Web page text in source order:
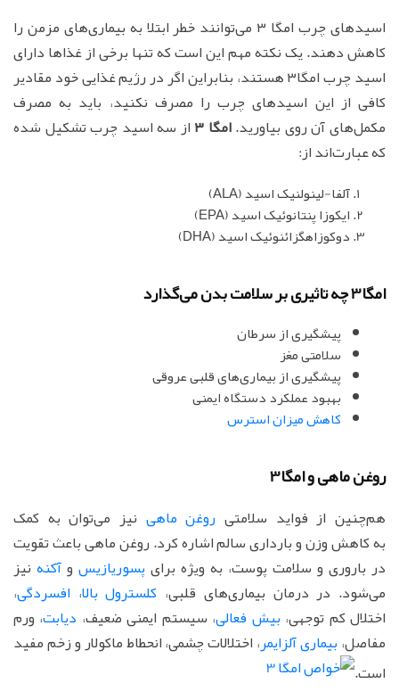
اسیدهای چرب امگا ۳ می‌توانند خطر ابتلا به بیماری‌های مزمن را
کاهش دهند. یک نکته مهم این است که تنها برخی از غذاها دارای
اسید چرب امگا۳ هستند، بنابراین اگر در رژیم غذایی خود مقادیر
کافی از این اسیدهای چرب را مصرف نکنید، باید به مصرف
مکمل‌های آن روی بیاورید.امگا ۳
از سه اسید چرب تشکیل شده
که عبارت‌اند از:
آلفا-لینولنیک اسید (ALA)
ایکوزا پنتانوئیک اسید (EPA)
دوکوزاهگزائنوئیک اسید (DHA)
امگا3 چه تاثیری بر سلامت بدن می‌گذارد
پیشگیری از سرطان
سلامتی مغز
پیشگیری از بیماری‌های قلبی عروقی
بهبود عملکرد دستگاه ایمنی
کاهش میزان استرس
روغن ماهی و امگا3
هم‌چنین از فواید سلامتی روغن ماهی نیز می‌توان به کمک
به کاهش وزن و بارداری سالم اشاره کرد. روغن ماهی باعث تقویت
در باروری و سلامت پوست، به ویژه برای پسوریازیس وآکنه نیز
می‌شود. در درمان بیماری‌های قلبی، کلسترول بالا، افسردگی،
اختلال کم توجهی،بیش فعالی، سیستم ایمنی ضعیف، دیابت، ورم
مفاصل،بیماری آلزایمر، اختلالات چشمی، انحطاط ماکولار و زخم مفید
است.